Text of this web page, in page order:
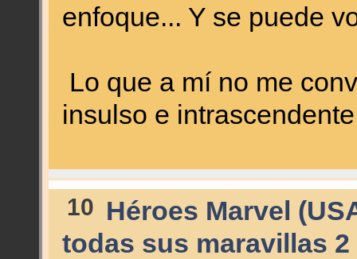
enfoque... Y se puede
Lo que a mí no me
insulso e
10 Héroes Marvel
todas sus maravillas 2